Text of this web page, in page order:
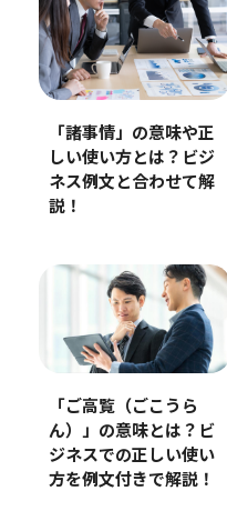
「諸事情」の意味や正
しい使い方とは？ビジ
ネス例文と合わせて解
説！
「ご高覧（ごこうら
ん）」の意味とは？ビ
ジネスでの正しい使い
方を例文付きで解説！